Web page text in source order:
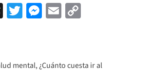
Threads
Twitter
Messenger
EmailCopy
mental, ¿Cuánto cuesta ir al